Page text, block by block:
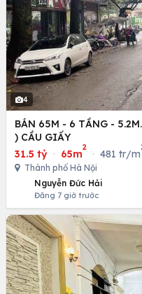
4
BÁN 65M - 6 TẦNG -
) CẦU GIẤY
31.5 tỷ · 65m
2
· 481 tr/m
Thành phố Hà Nội
Nguyễn Đức Hải
Đăng 7 giờ trước